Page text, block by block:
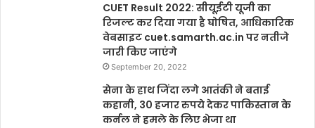
CUET Result 2022: सीयूईटी यूजी का
रिजल्ट कर दिया गया है घोषित, आधिकारिक
वेबसाइट cuet.samarth.ac.in पर नतीजे
जारी किए जाएंगे
September 20, 2022
सेना के हाथ जिंदा लगे आतंकी ने बताई
कहानी, 30 हजार रुपये देकर पाकिस्तान के
कर्नल ने हमले के लिए भेजा था